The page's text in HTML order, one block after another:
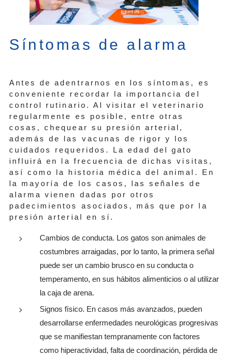
Síntomas de alarma
Antes de adentrarnos en los síntomas, es
conveniente recordar la importancia del
control rutinario. Al visitar el veterinario
regularmente es posible, entre otras
cosas, chequear su presión arterial,
además de las vacunas de rigor y los
cuidados requeridos. La edad del gato
influirá en la frecuencia de dichas visitas,
así como la historia médica del animal. En
la mayoría de los casos, las señales de
alarma vienen dadas por otros
padecimientos asociados, más que por la
presión arterial en sí.
Cambios de conducta. Los gatos son animales de
costumbres arraigadas, por lo tanto, la primera señal
puede ser un cambio brusco en su conducta o
temperamento, en sus hábitos alimenticios o al utilizar
la caja de arena.
Signos físico. En casos más avanzados, pueden
desarrollarse enfermedades neurológicas progresivas
que se manifiestan tempranamente con factores
como hiperactividad, falta de coordinación, pérdida de